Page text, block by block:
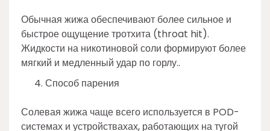
Обычная жижа обеспечивают более сильное и
быстрое ощущение тротхита (throat hit).
Жидкости на никотиновой соли формируют более
мягкий и медленный удар по горлу..
Способ парения
Солевая жижа чаще всего используется в POD-
системах и устройствахах, работающих на тугой